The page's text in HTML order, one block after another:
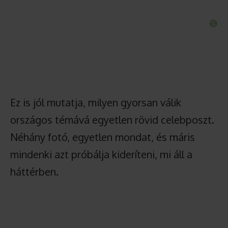
Ez is jól mutatja, milyen gyorsan válik
országos témává egyetlen rövid celebposzt.
Néhány fotó, egyetlen mondat, és máris
mindenki azt próbálja kideríteni, mi áll a
háttérben.